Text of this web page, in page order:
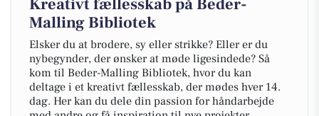
Kreativt fællesskab på Beder-
Malling Bibliotek
Elsker du at brodere, sy eller strikke? Eller er du
nybegynder, der ønsker at møde ligesindede? Så
kom til Beder-Malling Bibliotek, hvor du kan
deltage i et kreativt fællesskab, der mødes hver 14.
dag. Her kan du dele din passion for håndarbejde